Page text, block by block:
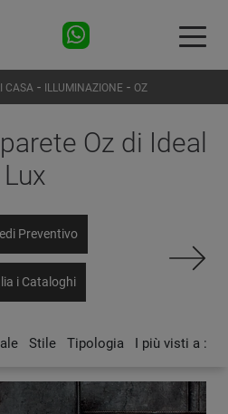
CASA- ILLUMINAZIONE - OZ
Oz di Ideal
Lux
Preventivo
i Cataloghi
Stile Tipologia I più visti a :